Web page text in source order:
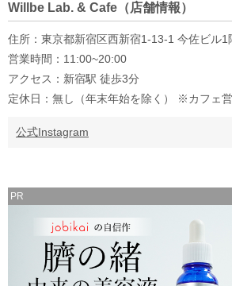
Willbe Lab. & Cafe（店舗情報）
住所：東京都新宿区西新宿1-13-1 今佐ビル1
営業時間：11:00~20:00
アクセス：新宿駅 徒歩3分
定休日：無し（年末年始を除く） ※カフェ
公式Instagram
PR